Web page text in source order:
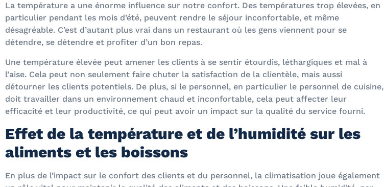
La température a une énorme influence sur notre confort. Des températures trop élevées, en
particulier pendant les mois d’été, peuvent rendre le séjour inconfortable, et même
désagréable. C’est d’autant plus vrai dans un restaurant où les gens viennent pour se
détendre, se détendre et profiter d’un bon repas.
Une température élevée peut amener les clients à se sentir étourdis, léthargiques et mal à
l’aise. Cela peut non seulement faire chuter la satisfaction de la clientèle, mais aussi
détourner les clients potentiels. De plus, si le personnel, en particulier le personnel de cuisine,
doit travailler dans un environnement chaud et inconfortable, cela peut affecter leur
efficacité et leur productivité, ce qui peut avoir un impact sur la qualité du service fourni.
Effet de la température et de l’humidité sur les
aliments et les boissons
En plus de l’impact sur le confort des clients et du personnel, la climatisation joue également